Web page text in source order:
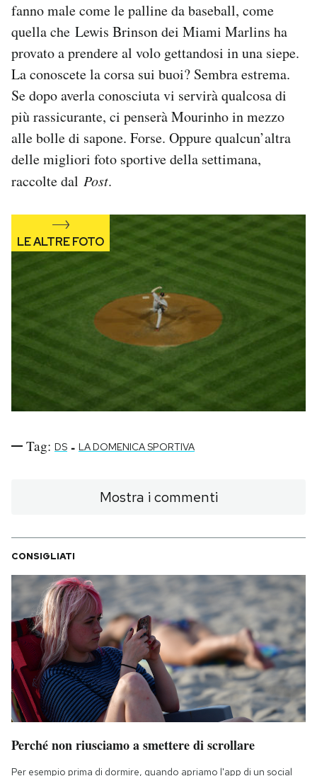
CALENDARIO
Area Personale
Newsletter
Notifiche mobile
Regala il Post
Hai bisogno di aiuto?
fanno male come le palline da baseball, come
quella che Lewis Brinson dei Miami Marlins ha
provato a prendere al volo gettandosi in una siepe.
La conoscete la corsa sui buoi? Sembra estrema.
Se dopo averla conosciuta vi servirà qualcosa di
più rassicurante, ci penserà Mourinho in mezzo
alle bolle di sapone. Forse. Oppure qualcun’altra
delle migliori foto sportive della settimana,
raccolte dal Post.
Tag: DS - LA DOMENICA SPORTIVA
Mostra i commenti
CONSIGLIATI
Perché non riusciamo a smettere di scrollare
Per esempio prima di dormire, quando apriamo l'app di un social